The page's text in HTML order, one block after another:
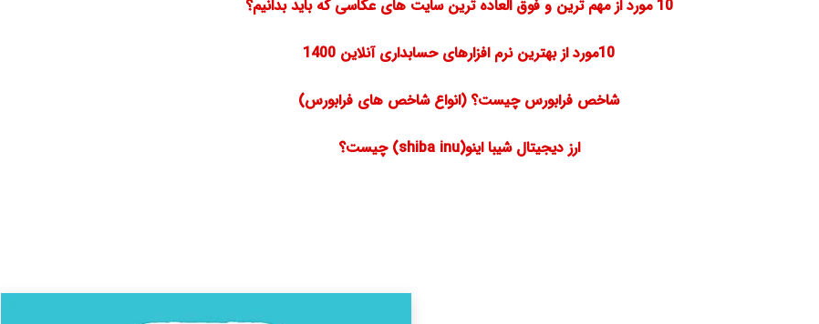
10 مورد از مهم ترین و فوق العاده ترین سایت های عکاسی که باید بدانیم؟
10مورد از بهترین نرم افزارهای حسابداری آنلاین 1400
شاخص فرابورس چیست؟ (انواع شاخص های فرابورس)
ارز دیجیتال شیبا اینو(shiba inu) چیست؟